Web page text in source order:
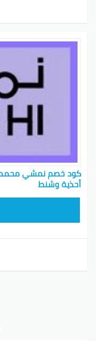
أحذية وشنط